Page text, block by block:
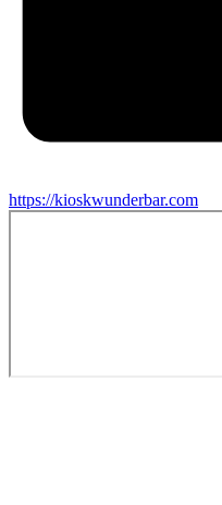
https://kioskwunderbar.com